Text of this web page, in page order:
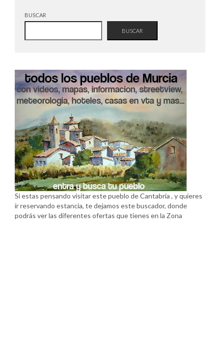
BUSCAR
BUSCAR
Si estas pensando visitar este pueblo de Cantabria , y quieres
ir reservando estancia, te dejamos este buscador, donde
podrás ver las diferentes ofertas que tienes en la Zona